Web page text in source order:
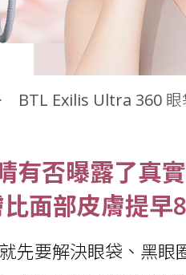
Ultra 360
Ultra 360 眼袋槍，利用全球
袋、去眼紋及消除黑眼圈等八
8 年！
BTL Exilis Ultra 360
有否曝露了真
面部皮膚提早
先要解決眼袋、黑眼